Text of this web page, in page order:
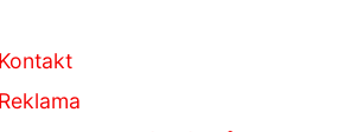
Kontakt
Reklama